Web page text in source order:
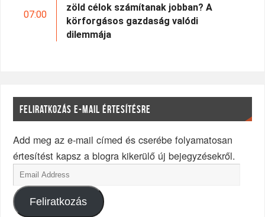
07:00
zöld célok számítanak jobban? A
körforgásos gazdaság valódi
dilemmája
FELIRATKOZÁS E-MAIL ÉRTESÍTÉSRE
Add meg az e-mail címed és cserébe folyamatosan
értesítést kapsz a blogra kikerülő új bejegyzésekről.
Feliratkozás